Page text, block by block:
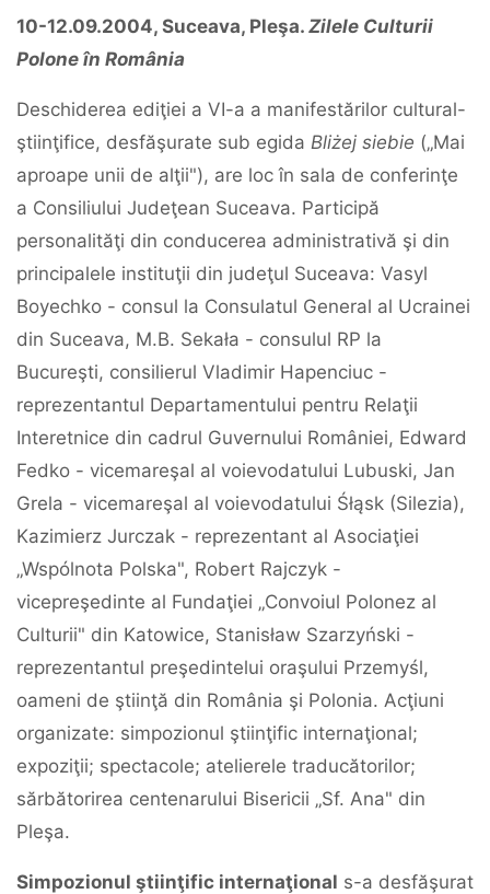
10-12.09.2004, Suceava, Pleşa. Zilele Culturii
Polone în România
Deschiderea ediţiei a VI-a a manifestărilor cultural-
ştiinţifice, desfăşurate sub egida Bliżej siebie („Mai
aproape unii de alţii"), are loc în sala de conferinţe
a Consiliului Judeţean Suceava. Participă
personalităţi din conducerea administrativă şi din
principalele instituţii din judeţul Suceava: Vasyl
Boyechko - consul la Consulatul General al Ucrainei
din Suceava, M.B. Sekała - consulul RP la
Bucureşti, consilierul Vladimir Hapenciuc -
reprezentantul Departamentului pentru Relaţii
Interetnice din cadrul Guvernului României, Edward
Fedko - vicemareşal al voievodatului Lubuski, Jan
Grela - vicemareşal al voievodatului Śłąsk (Silezia),
Kazimierz Jurczak - reprezentant al Asociaţiei
„Wspólnota Polska", Robert Rajczyk -
vicepreşedinte al Fundaţiei „Convoiul Polonez al
Culturii" din Katowice, Stanisław Szarzyński -
reprezentantul preşedintelui oraşului Przemyśl,
oameni de ştiinţă din România şi Polonia. Acţiuni
organizate: simpozionul ştiinţific internaţional;
expoziţii; spectacole; atelierele traducătorilor;
sărbătorirea centenarului Bisericii „Sf. Ana" din
Pleşa.
Simpozionul ştiinţific internaţional s-a desfăşurat